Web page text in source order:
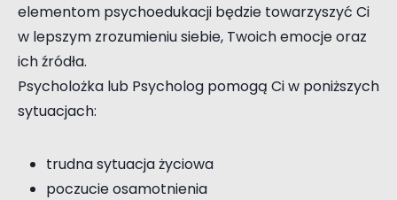
elementom psychoedukacji będzie towarzyszyć Ci
w lepszym zrozumieniu siebie, Twoich emocje oraz
ich źródła.
Psycholożka lub Psycholog pomogą Ci w poniższych
sytuacjach:
trudna sytuacja życiowa
poczucie osamotnienia